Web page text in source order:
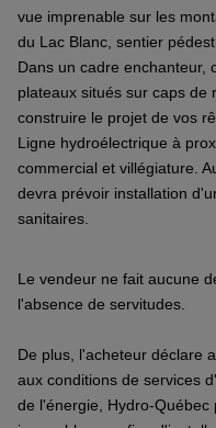
vue imprenable sur les
du Lac Blanc, sentier
Dans un cadre enchanteur,
plateaux situés sur caps de
construire le projet de vos
Ligne hydroélectrique à
commercial et villégiature.
devra prévoir installation
sanitaires.
Le vendeur ne fait aucune
l'absence de servitudes.
De plus, l'acheteur déclare
aux conditions de services
de l'énergie, Hydro-